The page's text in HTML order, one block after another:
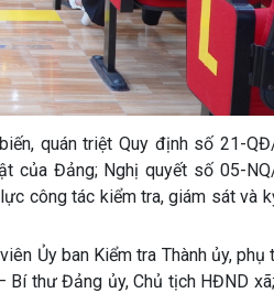
quán triệt Quy định số 21-
của Đảng; Nghị quyết số 05-
công tác kiểm tra, giám sát và
Ủy ban Kiểm tra Thành ủy, phụ
Bí thư Đảng ủy, Chủ tịch HĐND